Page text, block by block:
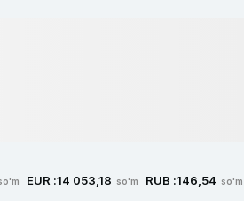
EUR :14 053,18 so'm RUB :146,54 so'm